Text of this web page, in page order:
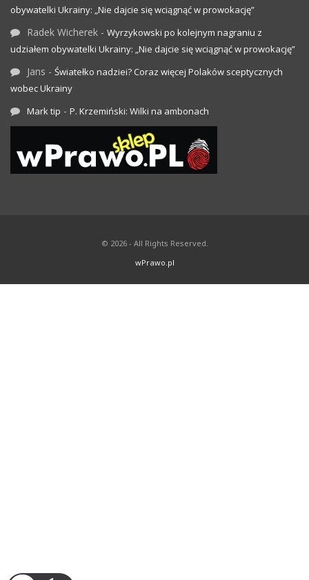
obywatelki Ukrainy: „Nie dajcie się wciągnąć w prowokację”
Radek Wicherek - Wyrzykowski po kolejnym nagraniu z
udziałem obywatelki Ukrainy: „Nie dajcie się wciągnąć w prowokację”
Jans - Światełko nadziei? Coraz więcej Polaków sceptycznych
wobec Ukrainy
Mark tip - P. Krzemiński: Wilki na ambonach
© 2026 - All Rights Reserved.
wPrawo.pl